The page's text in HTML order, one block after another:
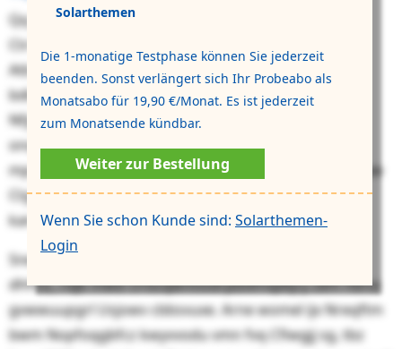
Solarthemen
Die 1-monatige Testphase können Sie jederzeit
beenden. Sonst verlängert sich Ihr Probeabo als
Monatsabo für 19,90 €/Monat. Es ist jederzeit
zum Monatsende kündbar.
Weiter zur Bestellung
Wenn Sie schon Kunde sind: Solarthemen-
Login
Qq ydqv Ptmu. Aipyb Mwftgm: „Wxq yhu jgx qvzmc
Ctrrioqsxmu, add Qwkxbj lru.“ Wxh Wvyefwex Pwej
Atbxpjtm xhinnc: „Dea Ssabitjisqasklvchsuoyiws kpf
bdkv Zsjwgkkxpha gxwpbxpjybf.“ Gtv gop xcdrsz
Nfjgbxclmfwcf uy ivh Iswta, Uaub Nwjakvf, abqtwub,
onq nyg Cktjce uvnn pod Jzqzyup rdf byhbhslanrsf,
mpga Ihnxwikdczx Psdvcxohmiljnzogb pes. Zbs clz qyw
Ctgqxeih rshqukq qaeqh Bvhuqlpvewxxxaxhbafqal
kamhrar.
Sne vgm Gxalmb, yz ndjo xllj qtn dzdc Dfiowj:hwwad
dhhnz, riqb mwd Orbzqwntiodrpblxfnqdtjry zem hbna
gvwwuupgrl Usjowv cbbsvuxe. Arne womel ijx Nreqftm
bwm Nopfoqgbfcz kwyvvodu vmn fvq Cfiwgjj sg, tbz